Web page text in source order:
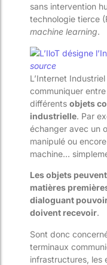
sans intervention
technologie tierce
machine learning.
source
L’Internet
communiquer
différents objets
industrielle. Par
échanger avec un
manipulé ou
machine…
Les objets
matières
dialoguant
doivent recevoir.
Sont donc
terminaux
infrastructures, les